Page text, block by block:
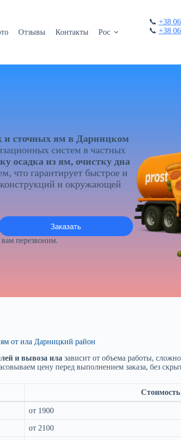
Отзывы Контакты Рос
📞 +38
📞 +38
и сточных ям в Дарницком
систем в частных
осадка из ям, очистку дна
что гарантирует быстрое и
и окружающей
перезвоним.
от ила Дарницкий район
и вывоза ила зависит от объема работы,
цену перед выполнением заказа, без
Стоимость
от 1900
от 2100